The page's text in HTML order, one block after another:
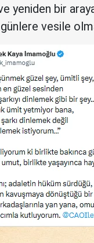
yeniden bir
günlere vesile